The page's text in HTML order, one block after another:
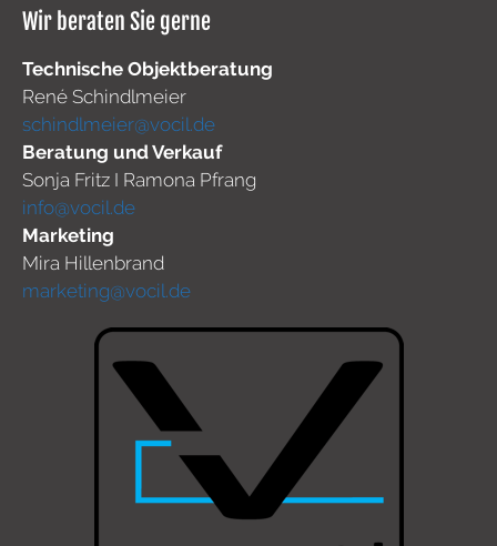
Wir beraten Sie gerne
Technische Objektberatung
René Schindlmeier
schindlmeier@vocil.de
Beratung und Verkauf
Sonja Fritz I Ramona Pfrang
info@vocil.de
Marketing
Mira Hillenbrand
marketing@vocil.de